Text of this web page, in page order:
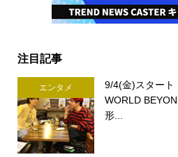
注目記事
エンタメ
9/4(金)スター
WORLD
形...